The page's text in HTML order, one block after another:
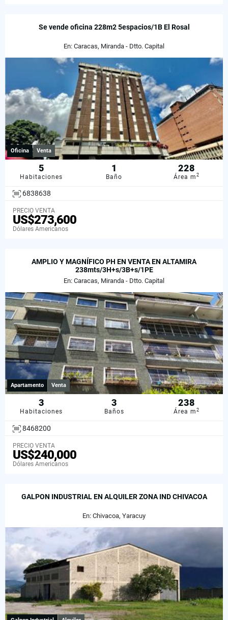
Se vende oficina 228m2 5espacios/1B El Rosal
En: Caracas, Miranda - Dtto. Capital
Oficina Venta
5
Habitaciones
1
Baño
228
Área m2
6838638
PRECIO VENTA
US$273,600
Dólares Americanos
AMPLIO Y MAGNÍFICO PH EN VENTA EN ALTAMIRA
238mts/3H+s/3B+s/1PE
En: Caracas, Miranda - Dtto. Capital
Apartamento Venta
3
Habitaciones
3
Baños
238
Área m2
8468200
PRECIO VENTA
US$240,000
Dólares Americanos
GALPON INDUSTRIAL EN ALQUILER ZONA IND CHIVACOA
En: Chivacoa, Yaracuy